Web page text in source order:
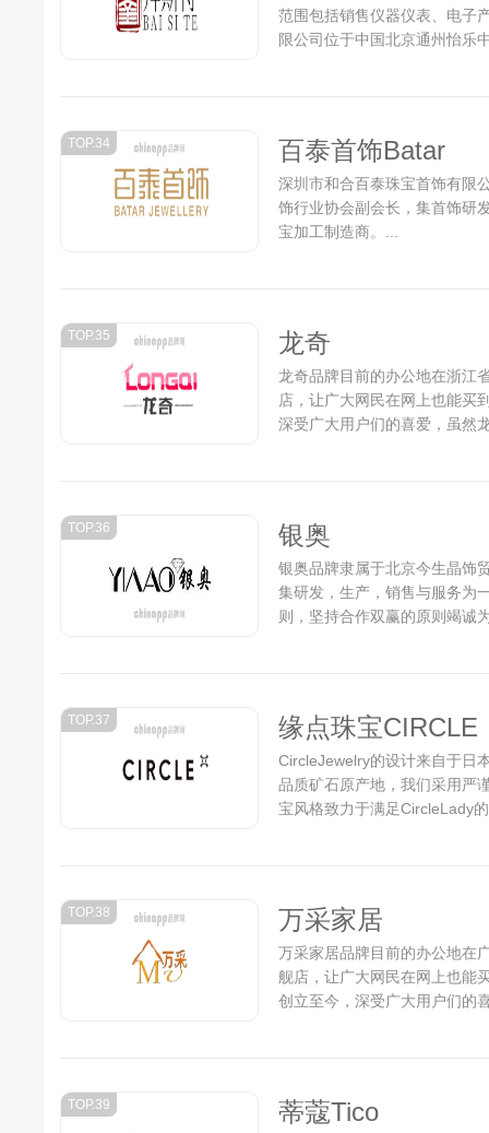
范围包括销售仪器仪表、电
限公司位于中国北京通州怡乐
司...
TOP.34 百泰首饰Batar
深圳市和合百泰珠宝首饰有限
饰行业协会副会长，集首饰研
宝加工制造商。...
TOP.35 龙奇
龙奇品牌目前的办公地在浙江
店，让广大网民在网上也能买
深受广大用户们的喜爱，虽然
TOP.36 银奥
银奥品牌隶属于北京今生晶饰
集研发，生产，销售与服务为
则，坚持合作双赢的原则竭诚
TOP.37 缘点珠宝CIRCLE
CircleJewelry的设计来自于日
品质矿石原产地，我们采用严
宝风格致力于满足CircleLady
TOP.38 万采家居
万采家居品牌目前的办公地在
舰店，让广大网民在网上也能
创立至今，深受广大用户们的
TOP.39 蒂蔻Tico